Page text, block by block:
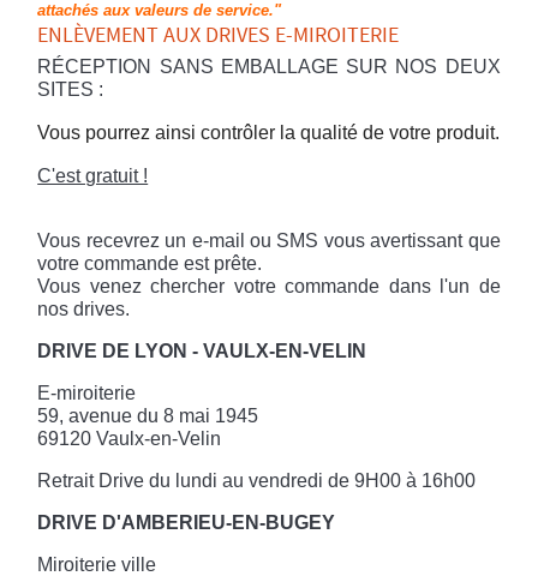
attachés aux valeurs de service."
ENLÈVEMENT AUX DRIVES E-MIROITERIE
RÉCEPTION SANS EMBALLAGE SUR NOS DEUX
SITES :
Vous pourrez ainsi contrôler la qualité de votre produit.
C'est gratuit !
Vous recevrez un e-mail ou SMS vous avertissant que
votre commande est prête.
Vous venez chercher votre commande dans l'un de
nos drives.
DRIVE DE LYON - VAULX-EN-VELIN
E-miroiterie
59, avenue du 8 mai 1945
69120 Vaulx-en-Velin
Retrait Drive du lundi au vendredi de 9H00 à 16h00
DRIVE D'AMBERIEU-EN-BUGEY
Miroiterie ville